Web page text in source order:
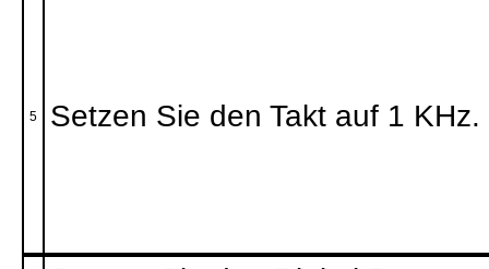
5 Setzen Sie den Takt auf 1 KHz.